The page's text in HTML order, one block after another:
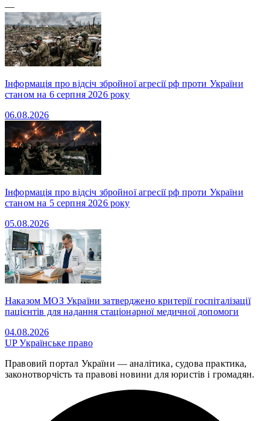
—
Інформація про відсіч збройної агресії рф проти України
станом на 6 серпня 2026 року
06.08.2026
Інформація про відсіч збройної агресії рф проти України
станом на 5 серпня 2026 року
05.08.2026
Наказом МОЗ України затверджено критерії госпіталізації
пацієнтів для надання стаціонарної медичної допомоги
04.08.2026
UPУкраїнське право
Правовий портал України — аналітика, судова практика,
законотворчість та правові новини для юристів і громадян.